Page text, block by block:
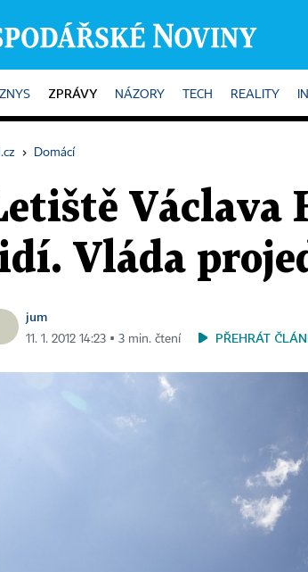
ZPRÁVY NÁZORY TECH REALITY
› Domácí
Václava
Vláda
jum
11. 1. 2012 14:23 ▪ 3 min. čtení PŘEHRÁT